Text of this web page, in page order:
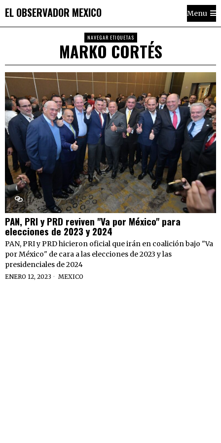
EL OBSERVADOR MEXICO Menu
NAVEGAR ETIQUETAS
MARKO CORTÉS
PAN, PRI y PRD reviven "Va por México" para
elecciones de 2023 y 2024
PAN, PRI y PRD hicieron oficial que irán en coalición bajo "Va
por México" de cara a las elecciones de 2023 y las
presidenciales de 2024
ENERO 12, 2023 MEXICO